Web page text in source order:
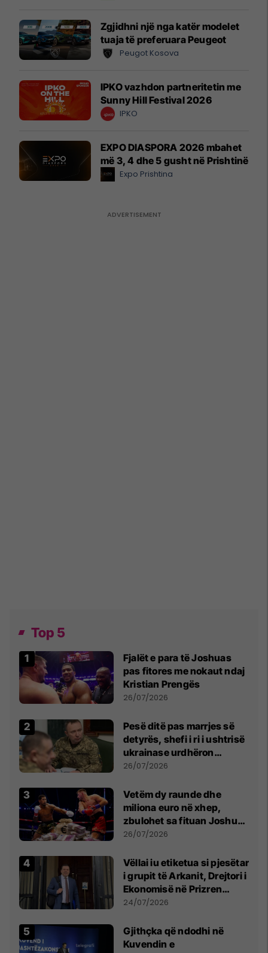
Zgjidhni një nga katër modelet
tuaja të preferuara Peugeot
Peugot Kosova
IPKO vazhdon partneritetin me
Sunny Hill Festival 2026
IPKO
EXPO DIASPORA 2026 mbahet
më 3, 4 dhe 5 gusht në Prishtinë
Expo Prishtina
Top 5
Fjalët e para të Joshuas
pas fitores me nokaut ndaj
Kristian Prengës
26/07/2026
Pesë ditë pas marrjes së
detyrës, shefi i ri i ushtrisë
ukrainase urdhëron
kontroll të madh
26/07/2026
Vetëm dy raunde dhe
miliona euro në xhep,
zbulohet sa fituan Joshua
e Prenga
26/07/2026
Vëllai iu etiketua si pjesëtar
i grupit të Arkanit, Drejtori i
Ekonomisë në Prizren
mohon pretendimet
24/07/2026
Gjithçka që ndodhi në
Kuvendin e